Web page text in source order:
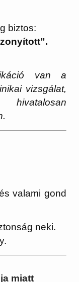
biztos:
van a
vizsgálat,
valami gond
neki.
miatt